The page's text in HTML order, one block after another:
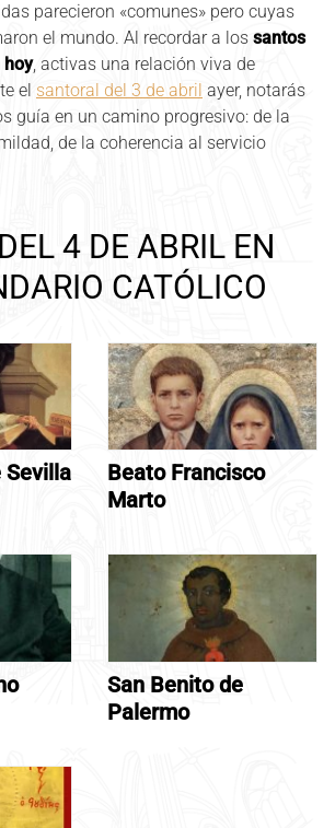
parecieron «comunes» pero cuyas
el mundo. Al recordar a los santos
hoy, activas una relación viva de
el santoral del 3 de abril ayer, notarás
guía en un camino progresivo: de la
de la coherencia al servicio
4 DE ABRIL EN
CATÓLICO
Sevilla
Beato Francisco
Marto
San Benito de
Palermo